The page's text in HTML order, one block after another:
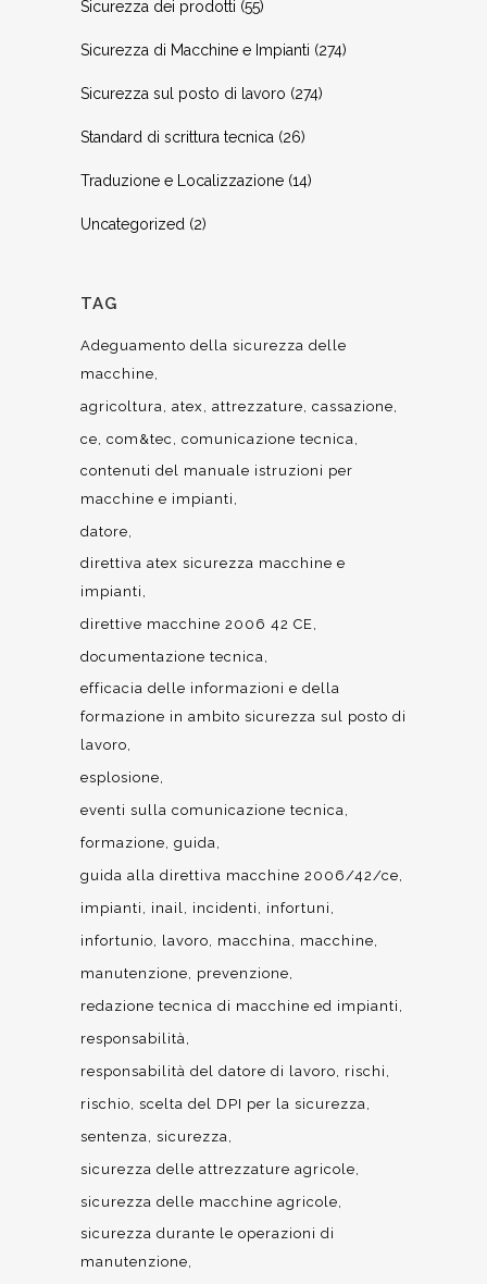
Sicurezza dei prodotti (55)
Sicurezza di Macchine e Impianti (274)
Sicurezza sul posto di lavoro (274)
Standard di scrittura tecnica (26)
Traduzione e Localizzazione (14)
Uncategorized (2)
TAG
Adeguamento della sicurezza delle
macchine
agricoltura
atex attrezzature cassazione
ce com&tec
comunicazione tecnica
contenuti del manuale istruzioni per
macchine e impianti
datore
direttiva atex sicurezza macchine e
impianti
direttive macchine 2006 42 CE
documentazione tecnica
efficacia delle informazioni e della
formazione in ambito sicurezza sul posto di
lavoro
esplosione
eventi sulla comunicazione tecnica
formazione guida
guida alla direttiva macchine 2006/42/ce
impianti
inail incidenti
infortuni
infortunio
lavoro macchina
macchine
manutenzione
prevenzione
redazione tecnica di macchine ed impianti
responsabilità
responsabilità del datore di lavoro
rischi
rischio scelta del DPI per la sicurezza
sentenza
sicurezza
sicurezza delle attrezzature agricole
sicurezza delle macchine agricole
sicurezza durante le operazioni di
manutenzione